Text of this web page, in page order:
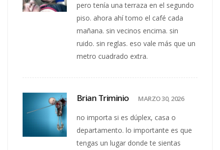
pero tenía una terraza en el segundo
piso. ahora ahí tomo el café cada
mañana. sin vecinos encima. sin
ruido. sin reglas. eso vale más que un
metro cuadrado extra.
Brian Triminio MARZO 30, 2026
no importa si es dúplex, casa o
departamento. lo importante es que
tengas un lugar donde te sientas